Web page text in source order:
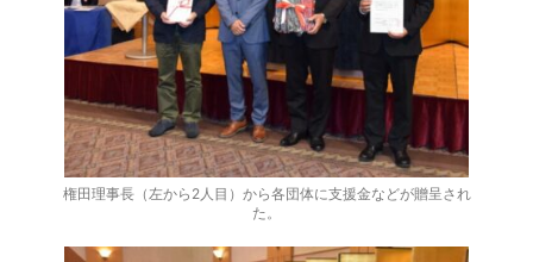
権田理事長（左から2人目）から各団体に支援金などが贈呈され
た。